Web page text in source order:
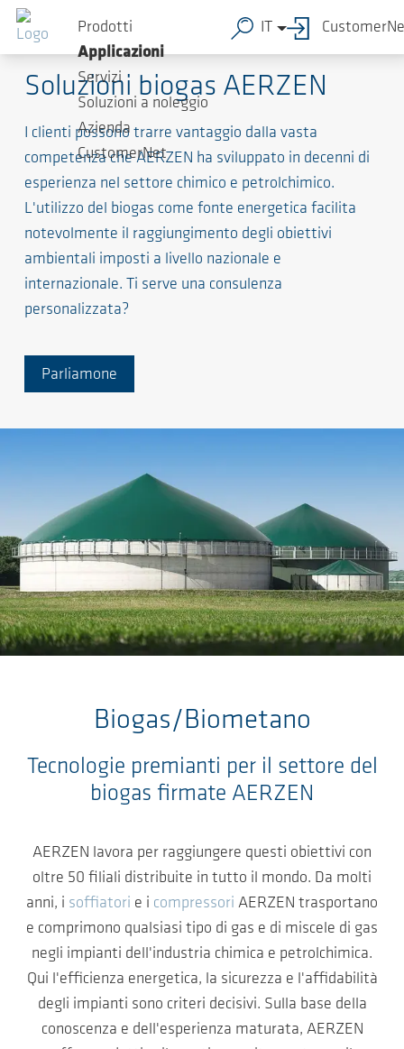
Biogas/Biometano
Soluzioni biogas AERZEN
I clienti possono trarre vantaggio dalla vasta
competenza che AERZEN ha sviluppato in decenni di
esperienza nel settore chimico e petrolchimico.
L'utilizzo del biogas come fonte energetica facilita
notevolmente il raggiungimento degli obiettivi
ambientali imposti a livello nazionale e
internazionale. Ti serve una consulenza
personalizzata?
Parliamone
Prodotti
Applicazioni
Servizi
Soluzioni a noleggio
Azienda
CustomerNet
IT
Biogas/Biometano
Tecnologie premianti per il settore del
biogas firmate AERZEN
AERZEN lavora per raggiungere questi obiettivi con
oltre 50 filiali distribuite in tutto il mondo. Da molti
anni, i soffiatori e i compressori AERZEN trasportano
e comprimono qualsiasi tipo di gas e di miscele di gas
negli impianti dell'industria chimica e petrolchimica.
Qui l'efficienza energetica, la sicurezza e l'affidabilità
degli impianti sono criteri decisivi. Sulla base della
conoscenza e dell'esperienza maturata, AERZEN